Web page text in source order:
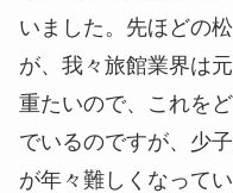
いました。先ほどの
が、我々旅館業界は
重たいので、これを
でいるのですが、少
が年々難しくなってい